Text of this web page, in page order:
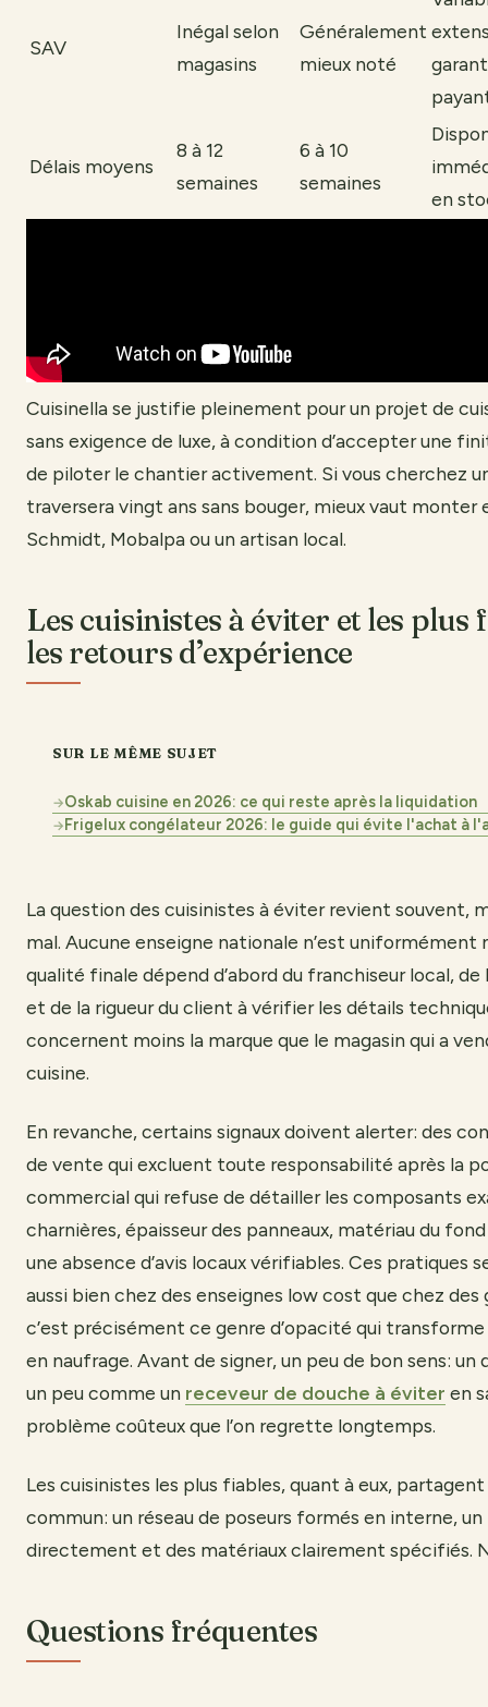
SAV
Inégal selon
magasins
Généralement
mieux noté
Délais moyens
8 à 12
semaines
6 à 10
semaines
en
Cuisinella se justifie pleinement pour un projet de
sans exigence de luxe, à condition d’accepter une
de piloter le chantier activement. Si vous cherchez
traversera vingt ans sans bouger, mieux vaut monter
Schmidt, Mobalpa ou un artisan local.
Les cuisinistes à éviter et les plus
les retours d’expérience
SUR LE MÊME SUJET
→Oskab cuisine en 2026: ce qui reste après la liquidation
→Frigelux congélateur 2026: le guide qui évite l'achat à
La question des cuisinistes à éviter revient souvent,
mal. Aucune enseigne nationale n’est uniformément
qualité finale dépend d’abord du franchiseur local, de
et de la rigueur du client à vérifier les détails
concernent moins la marque que le magasin qui a
cuisine.
En revanche, certains signaux doivent alerter: des
de vente qui excluent toute responsabilité après la
commercial qui refuse de détailler les composants
charnières, épaisseur des panneaux, matériau du
une absence d’avis locaux vérifiables. Ces pratiques
aussi bien chez des enseignes low cost que chez
c’est précisément ce genre d’opacité qui
en naufrage. Avant de signer, un peu de bon sens: un
un peu comme un receveur de douche à éviter en
problème coûteux que l’on regrette longtemps.
Les cuisinistes les plus fiables, quant à eux,
commun: un réseau de poseurs formés en interne, un
directement et des matériaux clairement spécifiés.
Questions fréquentes